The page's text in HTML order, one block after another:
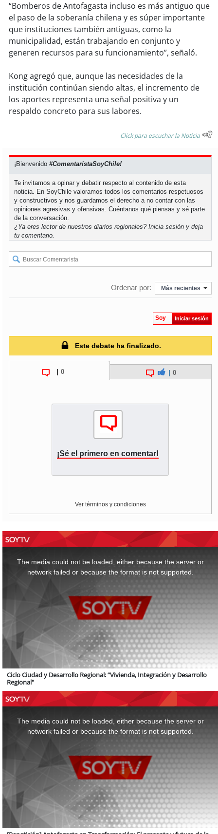
“Bomberos de Antofagasta incluso es más antiguo que
el paso de la soberanía chilena y es súper importante
que instituciones también antiguas, como la
municipalidad, están trabajando en conjunto y
generen recursos para su funcionamiento”, señaló.
Kong agregó que, aunque las necesidades de la
institución continúan siendo altas, el incremento de
los aportes representa una señal positiva y un
respaldo concreto para sus labores.
Click para escuchar la Noticia
¡Bienvenido#ComentaristaSoyChile!
Te invitamos a opinar y debatir respecto al contenido de esta
noticia. En SoyChile valoramos todos los comentarios respetuosos
y constructivos y nos guardamos el derecho a no contar con las
opiniones agresivas y ofensivas. Cuéntanos qué piensas y sé parte
de la conversación.
¿Ya eres lector de nuestros diarios regionales?Inicia sesión y deja
tu comentario.
Ordenar por: Más recientes
Soy Iniciar sesión
Este debate ha finalizado.
0 0
¡Sé el primero en comentar!
Ver términos y condiciones
The media could not be loaded, either because the server or
network failed or because the format is not supported.
Ciclo Ciudad y Desarrollo Regional: “Vivienda, Integración y Desarrollo
Regional"
The media could not be loaded, either because the server or
network failed or because the format is not supported.